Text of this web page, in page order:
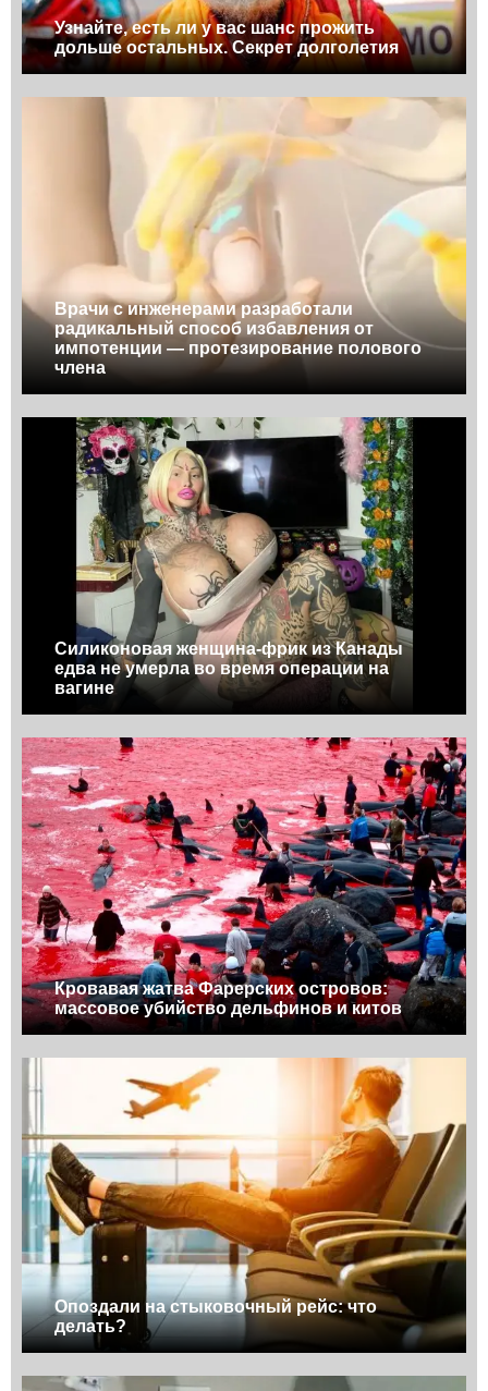
Узнайте, есть ли у вас шанс прожить
дольше остальных. Секрет долголетия
Врачи с инженерами разработали
радикальный способ избавления от
импотенции — протезирование полового
члена
Силиконовая женщина-фрик из Канады
едва не умерла во время операции на
вагине
Кровавая жатва Фарерских островов:
массовое убийство дельфинов и китов
Опоздали на стыковочный рейс: что
делать?